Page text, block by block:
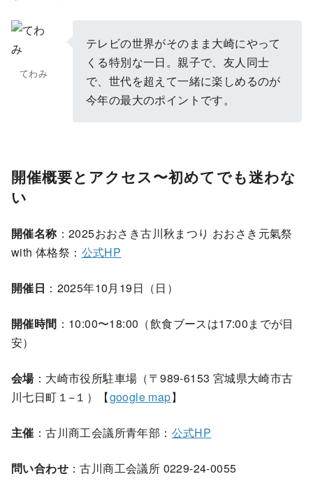
てわみ
テレビの世界がそのまま大崎にやって
くる特別な一日。親子で、友人同士
で、世代を超えて一緒に楽しめるのが
今年の最大のポイントです。
開催概要とアクセス〜初めてでも迷わな
い
開催名称：2025おおさき古川秋まつり おおさき元氣祭
with 体格祭： 公式HP
開催日 ：2025年10月19日（日）
開催時間 ：10:00〜18:00（飲食ブースは17:00までが目
安）
会場：大崎市役所駐車場（〒989-6153 宮城県大崎市古
川七日町１−１）【google map】
主催 ：古川商工会議所青年部： 公式HP
問い合わせ ：古川商工会議所 0229-24-0055